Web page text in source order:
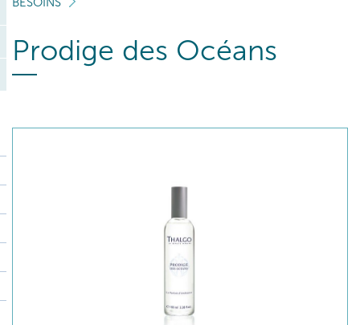
Prodige des Océans